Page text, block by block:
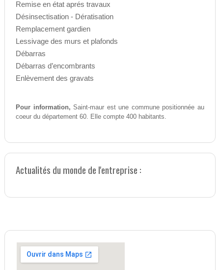
Remise en état aprés travaux
Désinsectisation - Dératisation
Remplacement gardien
Lessivage des murs et plafonds
Débarras
Débarras d’encombrants
Enlèvement des gravats
Pour information, Saint-maur est une commune positionnée au
coeur du département 60. Elle compte 400 habitants.
Actualités du monde de l'entreprise :